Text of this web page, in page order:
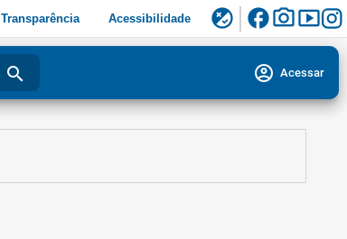
Transparência Acessibilidade flaky facebookphoto_camerasmart_display
search account_circle Acessar